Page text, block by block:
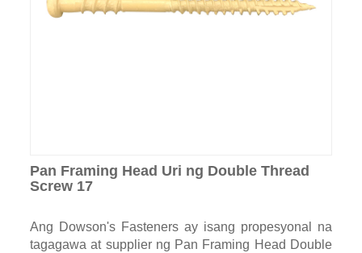
Pan Framing Head Uri ng Double Thread
Screw 17
Ang Dowson's Fasteners ay isang propesyonal na
tagagawa at supplier ng Pan Framing Head Double